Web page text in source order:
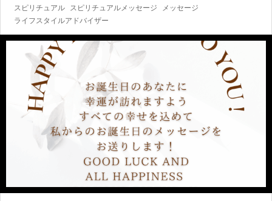
スピリチュアル
スピリチュアルメッセージ
メッセージ
ライフスタイルアドバイザー